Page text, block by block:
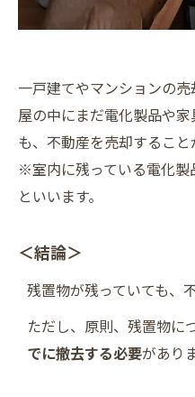
一戸建てやマンションの
屋の中にまだ電化製品や
も、不動産を売却するこ
※室内に残っている電化製
といいます。
＜結論＞
残置物が残っていても、
ただし、原則、残置物に
でに撤去する必要があり